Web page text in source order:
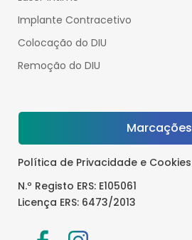
Implante Contracetivo
Colocação do DIU
Remoção do DIU
Marcações
Política de Privacidade e Cookies
N.º Registo ERS: E105061
Licença ERS: 6473/2013